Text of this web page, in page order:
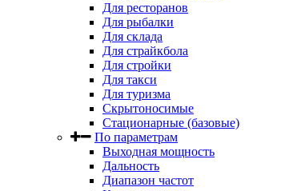
Для ресторанов
Для рыбалки
Для склада
Для страйкбола
Для стройки
Для такси
Для туризма
Скрытоносимые
Стационарные (базовые)
По параметрам
Выходная мощность
Дальность
Диапазон частот